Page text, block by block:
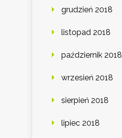
grudzień 2018
listopad 2018
październik 2018
wrzesień 2018
sierpień 2018
lipiec 2018